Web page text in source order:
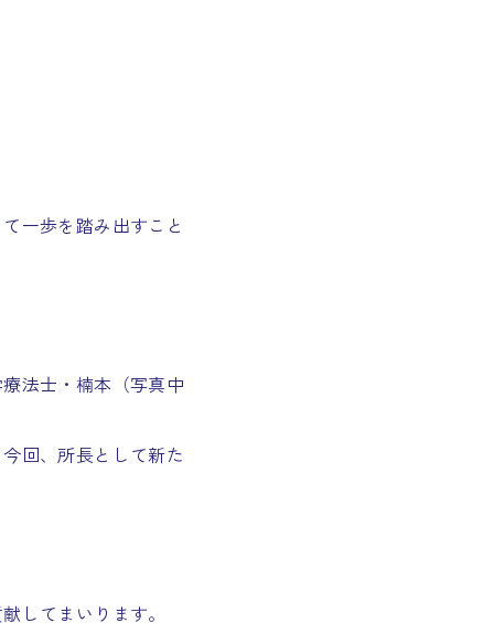
一歩を踏み出すこと
法士・楠本（写真中
回、所長として新た
してまいります。